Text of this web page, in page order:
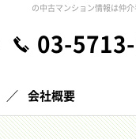
の中古マンション情報は仲
03-
会社概要